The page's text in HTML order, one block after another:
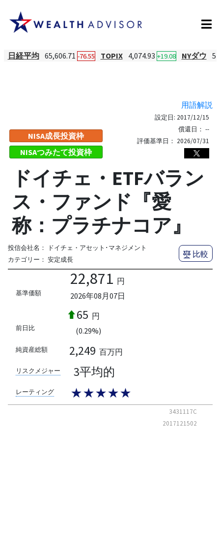
日経平均 65,606.71 -76.55 TOPIX 4,074.93 +19.08 NYダウ
用語解説
NISA成長投資枠
NISAつみたて投資枠
設定日: 2017/12/15
償還日： --
評価基準日： 2026/07/31
ドイチェ・ETFバラン
ス・ファンド『愛
称：プラチナコア』
投信会社名：
ドイチェ・アセット･マネジメント
カテゴリー： 安定成長
比較
基準価額
22,871 円
2026年08月07日
前日比
65 円
(0.29%)
純資産総額 2,249 百万円
リスクメジャー 3平均的
レーティング ★★★★★
3431117C
2017121502